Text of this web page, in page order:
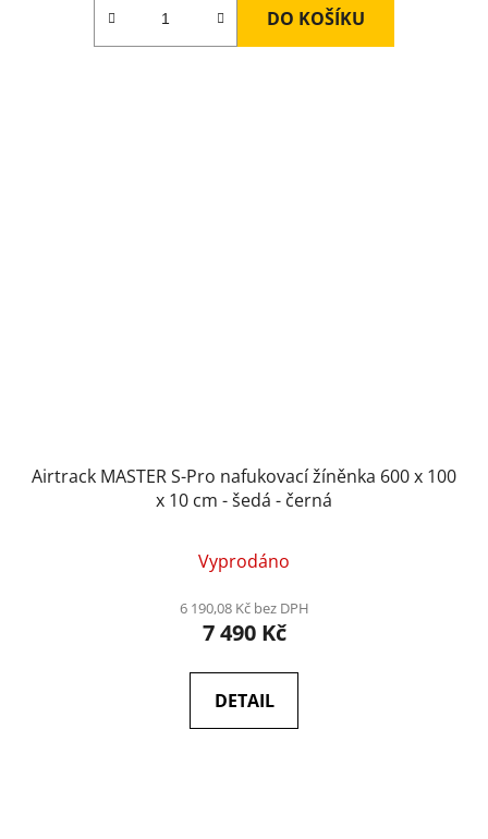
DO KOŠÍKU
Airtrack MASTER S-Pro nafukovací žíněnka 600 x 100
x 10 cm - šedá - černá
Vyprodáno
6 190,08 Kč bez DPH
7 490 Kč
DETAIL